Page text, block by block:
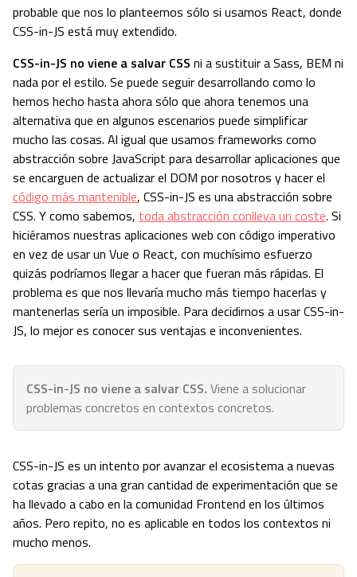
probable que nos lo planteemos sólo si usamos React, donde
CSS-in-JS está muy extendido.
CSS-in-JS no viene a salvar CSS ni a sustituir a Sass, BEM ni
nada por el estilo. Se puede seguir desarrollando como lo
hemos hecho hasta ahora sólo que ahora tenemos una
alternativa que en algunos escenarios puede simplificar
mucho las cosas. Al igual que usamos frameworks como
abstracción sobre JavaScript para desarrollar aplicaciones que
se encarguen de actualizar el DOM por nosotros y hacer el
código más mantenible, CSS-in-JS es una abstracción sobre
CSS. Y como sabemos, toda abstracción conlleva un coste. Si
hiciéramos nuestras aplicaciones web con código imperativo
en vez de usar un Vue o React, con muchísimo esfuerzo
quizás podríamos llegar a hacer que fueran más rápidas. El
problema es que nos llevaría mucho más tiempo hacerlas y
mantenerlas sería un imposible. Para decidirnos a usar CSS-in-
JS, lo mejor es conocer sus ventajas e inconvenientes.
CSS-in-JS no viene a salvar CSS. Viene a solucionar
problemas concretos en contextos concretos.
CSS-in-JS es un intento por avanzar el ecosistema a nuevas
cotas gracias a una gran cantidad de experimentación que se
ha llevado a cabo en la comunidad Frontend en los últimos
años. Pero repito, no es aplicable en todos los contextos ni
mucho menos.